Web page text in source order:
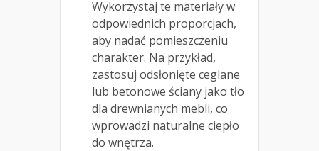
Wykorzystaj te materiały w
odpowiednich proporcjach,
aby nadać pomieszczeniu
charakter. Na przykład,
zastosuj odsłonięte ceglane
lub betonowe ściany jako tło
dla drewnianych mebli, co
wprowadzi naturalne ciepło
do wnętrza.